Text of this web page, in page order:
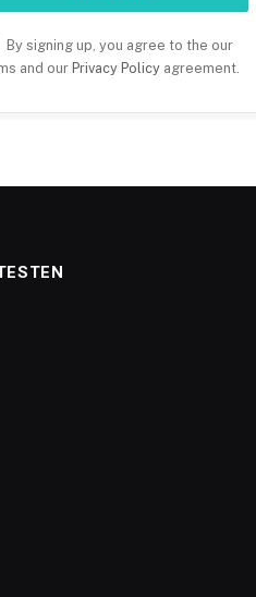
By signing up, you agree to the our
and our Privacy Policy agreement.